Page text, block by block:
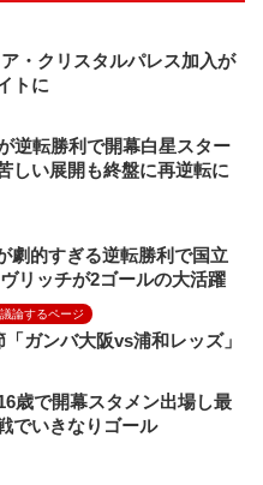
・クリスタルパレス加入が
トに
逆転勝利で開幕白星スター
しい展開も終盤に再逆転に
劇的すぎる逆転勝利で国立
リッチが2ゴールの大活躍
論するページ
ガンバ大阪vs浦和レッズ」
歳で開幕スタメン出場し最
でいきなりゴール